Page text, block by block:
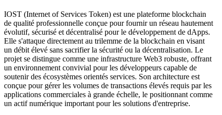
IOST (Internet of Services Token) est une plateforme blockchain
de qualité professionnelle conçue pour fournir un réseau hautement
évolutif, sécurisé et décentralisé pour le développement de dApps.
Elle s'attaque directement au trilemme de la blockchain en visant
un débit élevé sans sacrifier la sécurité ou la décentralisation. Le
projet se distingue comme une infrastructure Web3 robuste, offrant
un environnement convivial pour les développeurs capable de
soutenir des écosystèmes orientés services. Son architecture est
conçue pour gérer les volumes de transactions élevés requis par les
applications commerciales à grande échelle, le positionnant comme
un actif numérique important pour les solutions d'entreprise.